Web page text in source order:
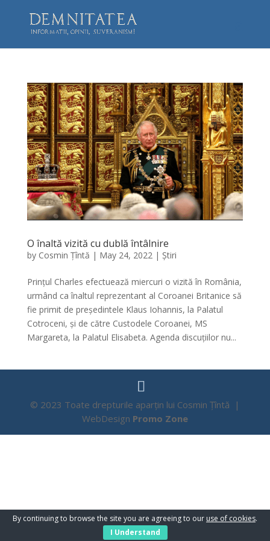
O înaltă vizită cu dublă întâlnire
by Cosmin Țîntă | May 24, 2022 | Știri
Prințul Charles efectuează miercuri o vizită în România,
urmând ca înaltul reprezentant al Coroanei Britanice să
fie primit de președintele Klaus Iohannis, la Palatul
Cotroceni, și de către Custodele Coroanei, MS
Margareta, la Palatul Elisabeta. Agenda discuțiilor nu...
© 2023 Toate drepturile aparțin lui Cosmin Țîntă |
WebDesign Promo Zone
By continuing to browse the site you are agreeing to our use of cookies.
I Understand